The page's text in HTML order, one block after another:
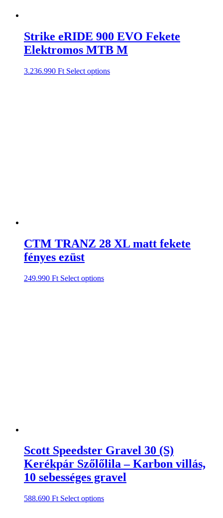
Strike eRIDE 900 EVO Fekete
Elektromos MTB M
3.236.990 Ft Select options
CTM TRANZ 28 XL matt fekete
fényes ezüst
249.990 Ft Select options
Scott Speedster Gravel 30 (S)
Kerékpár Szőlőlila – Karbon villás,
10 sebességes gravel
588.690 Ft Select options